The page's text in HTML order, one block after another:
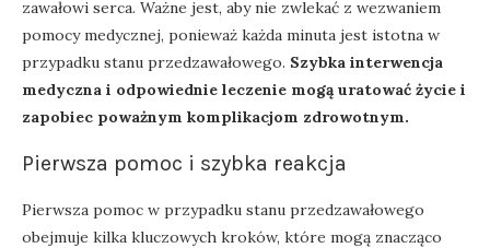
zawałowi serca. Ważne jest, aby nie zwlekać z wezwaniem
pomocy medycznej, ponieważ każda minuta jest istotna w
przypadku stanu przedzawałowego. Szybka interwencja
medyczna i odpowiednie leczenie mogą uratować życie i
zapobiec poważnym komplikacjom zdrowotnym.
Pierwsza pomoc i szybka reakcja
Pierwsza pomoc w przypadku stanu przedzawałowego
obejmuje kilka kluczowych kroków, które mogą znacząco